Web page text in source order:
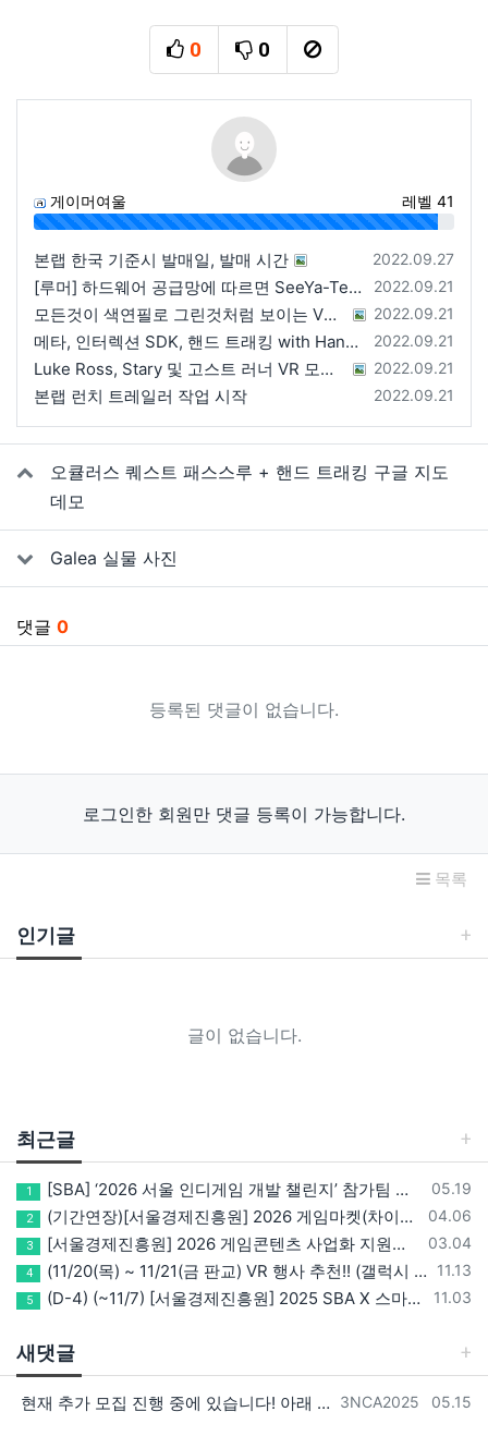
0
추천
0
비추천신고
게이머여울 레벨 41
96%
등록일
2022.09.27
본랩 한국 기준시 발매일, 발매 시간
등록일
2022.09.21
[루머] 하드웨어 공급망에 따르면 SeeYa-Tech가 Apple에 여러 번 uOLED 샘플을 보냄
등록일
2022.09.21
모든것이 색연필로 그린것처럼 보이는 VRChat 월드
등록일
2022.09.21
메타, 인터렉션 SDK, 핸드 트래킹 with Hands 2.1에 대한 강연 예정
등록일
2022.09.21
Luke Ross, Stary 및 고스트 러너 VR 모드 공개
등록일
2022.09.21
본랩 런치 트레일러 작업 시작
관련자료
오큘러스 퀘스트 패스스루 + 핸드 트래킹 구글 지도
데모
Galea 실물 사진
댓글 0
등록된 댓글이 없습니다.
로그인한 회원만 댓글 등록이 가능합니다.
목록
인기글
글이 없습니다.
최근글
등록일
05.19
1 [SBA] ‘2026 서울 인디게임 개발 챌린지’ 참가팀 모집
등록일
04.06
2 (기간연장)[서울경제진흥원] 2026 게임마켓(차이나조이, BIC, 지스타) 서울관 참가기업 모집!(~5/8 15:00)
등록일
03.04
3 [서울경제진흥원] 2026 게임콘텐츠 사업화 지원사업 참가기업 모집(~3/26까지)
등록일
11.13
4 (11/20(목) ~ 11/21(금 판교) VR 행사 추천!! (갤럭시 XR/ 애플 비전프로 등 기기 체험, 메타퀘스트 경품)
등록일
11.03
5 (D-4) (~11/7) [서울경제진흥원] 2025 SBA X 스마일게이트, ‘게임랩 with STOVE INDIE’ 참가기업 모집
새댓글
등록자
3NCA2025 등록일
05.15
현재 추가 모집 진행 중에 있습니다! 아래 링크로 확인 부탁드리겠습니다~! https://next-verse.com/community/1…